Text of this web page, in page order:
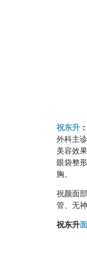
祝东升 ：
外科主
美容效
眼袋整
胸。
祝颜面
管、无
祝东升